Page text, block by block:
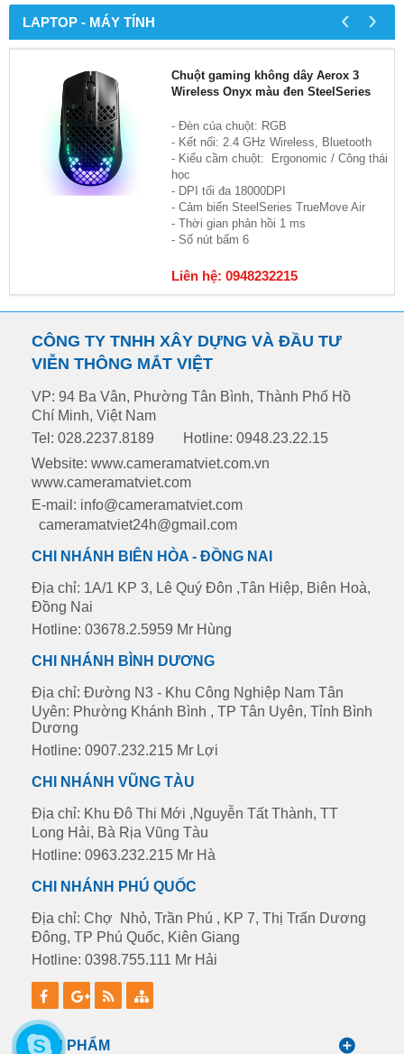
LAPTOP - MÁY TÍNH
Chuột gaming không dây Aerox 3
Wireless Onyx màu đen SteelSeries
- Đèn của chuột: RGB
- Kết nối: 2.4 GHz Wireless, Bluetooth
- Kiểu cầm chuột: Ergonomic / Công thái
học
- DPI tối đa 18000DPI
- Cảm biến SteelSeries TrueMove Air
- Thời gian phản hồi 1 ms
- Số nút bấm 6
Liên hệ: 0948232215
‹ ›
CÔNG TY TNHH XÂY DỰNG VÀ ĐẦU TƯ
VIỄN THÔNG MẮT VIỆT
VP: 94 Ba Vân, Phường Tân Bình, Thành Phố Hồ
Chí Minh, Việt Nam
Tel: 028.2237.8189
Hotline: 0948.23.22.15
Website: www.cameramatviet.com.vn
www.cameramatviet.com
E-mail: info@cameramatviet.com
cameramatviet24h@gmail.com
CHI NHÁNH BIÊN HÒA - ĐỒNG NAI
Địa chỉ: 1A/1 KP 3, Lê Quý Đôn ,Tân Hiệp, Biên Hoà,
Đồng Nai
Hotline: 03678.2.5959 Mr Hùng
CHI NHÁNH BÌNH DƯƠNG
Địa chỉ: Đường N3 - Khu Công Nghiệp Nam Tân
Uyên: Phường Khánh Bình , TP Tân Uyên, Tỉnh Bình
Dương
Hotline: 0907.232.215 Mr Lợi
CHI NHÁNH VŨNG TÀU
Địa chỉ: Khu Đô Thi Mới ,Nguyễn Tất Thành, TT
Long Hải, Bà Rịa Vũng Tàu
Hotline: 0963.232.215 Mr Hà
CHI NHÁNH PHÚ QUỐC
Địa chỉ: Chợ Nhỏ, Trần Phú , KP 7, Thị Trấn Dương
Đông, TP Phú Quốc, Kiên Giang
Hotline: 0398.755.111 Mr Hải
SẢN PHẨM